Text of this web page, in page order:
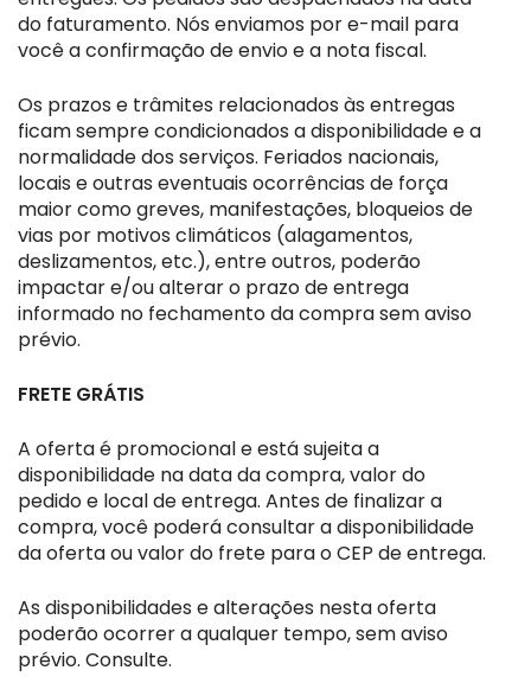
do faturamento. Nós enviamos por e-mail para
você a confirmação de envio e a nota fiscal.
Os prazos e trâmites relacionados às entregas
ficam sempre condicionados a disponibilidade e a
normalidade dos serviços. Feriados nacionais,
locais e outras eventuais ocorrências de força
maior como greves, manifestações, bloqueios de
vias por motivos climáticos (alagamentos,
deslizamentos, etc.), entre outros, poderão
impactar e/ou alterar o prazo de entrega
informado no fechamento da compra sem aviso
prévio.
FRETE GRÁTIS
A oferta é promocional e está sujeita a
disponibilidade na data da compra, valor do
pedido e local de entrega. Antes de finalizar a
compra, você poderá consultar a disponibilidade
da oferta ou valor do frete para o CEP de entrega.
As disponibilidades e alterações nesta oferta
poderão ocorrer a qualquer tempo, sem aviso
prévio. Consulte.